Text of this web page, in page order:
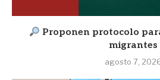
Proponen protocolo
migrantes
agosto 7,